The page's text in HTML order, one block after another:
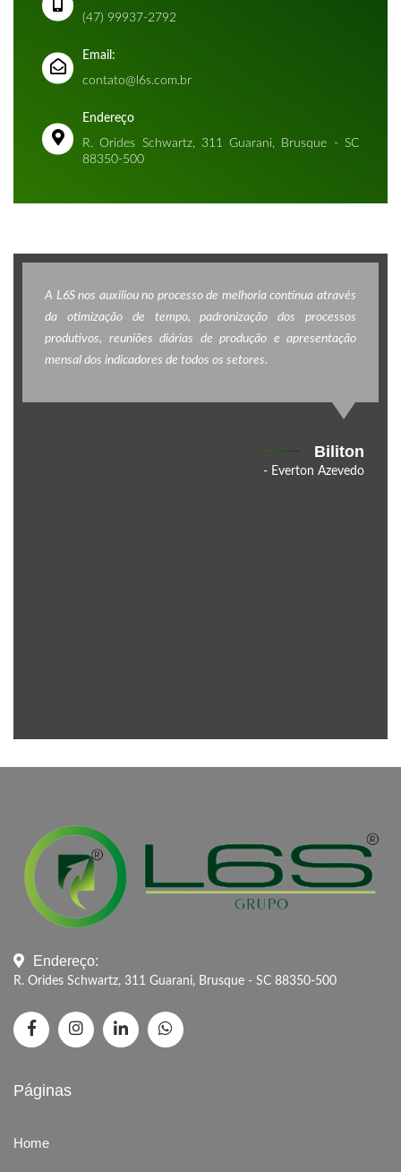
(47) 99937-2792
Email:
contato@l6s.com.br
Endereço
R. Orides Schwartz, 311 Guarani, Brusque - SC
88350-500
A L6S nos auxiliou no processo de melhoria contínua através
da otimização de tempo, padronização dos processos
produtivos, reuniões diárias de produção e apresentação
mensal dos indicadores de todos os setores.
Biliton
- Everton Azevedo
Endereço:
R. Orides Schwartz, 311 Guarani, Brusque - SC 88350-500
Páginas
Home